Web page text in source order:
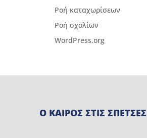
Ροή καταχωρίσεων
Ροή σχολίων
WordPress.org
Ο ΚΑΙΡΟΣ ΣΤΙΣ ΣΠΕΤΣΕΣ